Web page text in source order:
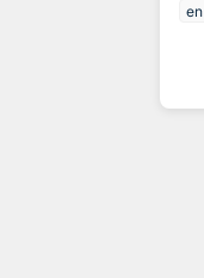
en